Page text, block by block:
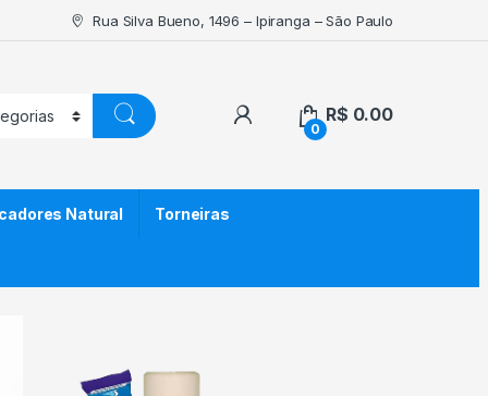
Rua Silva Bueno, 1496 – Ipiranga – São Paulo
0
R$ 0.00
Natural Torneiras